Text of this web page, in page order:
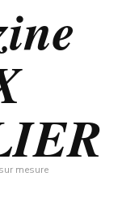
mesure